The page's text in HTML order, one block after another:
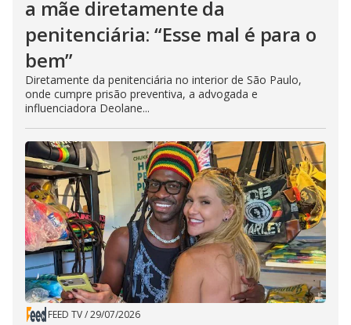
a mãe diretamente da
penitenciária: “Esse mal é para o
bem”
Diretamente da penitenciária no interior de São Paulo,
onde cumpre prisão preventiva, a advogada e
influenciadora Deolane...
FEED TV/29/07/2026